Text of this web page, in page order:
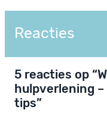
Reacties
5 reacties op
hulpverlening
tips”